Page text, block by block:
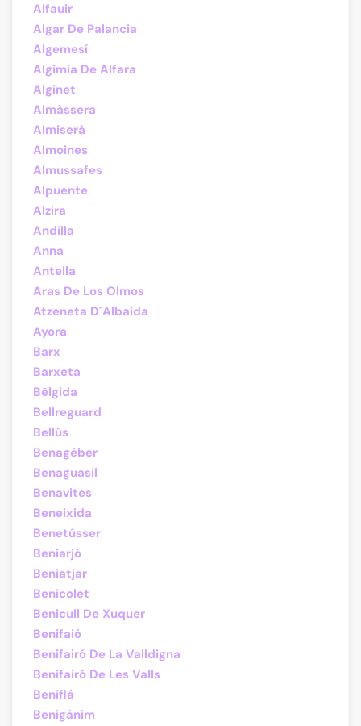
Alfauir
Algar De Palancia
Algemesí
Algimia De Alfara
Alginet
Almàssera
Almiserà
Almoines
Almussafes
Alpuente
Alzira
Andilla
Anna
Antella
Aras De Los Olmos
Atzeneta D´Albaida
Ayora
Barx
Barxeta
Bèlgida
Bellreguard
Bellús
Benagéber
Benaguasil
Benavites
Beneixida
Benetússer
Beniarjó
Beniatjar
Benicolet
Benicull De Xuquer
Benifaió
Benifairó De La Valldigna
Benifairó De Les Valls
Beniflá
Benigánim